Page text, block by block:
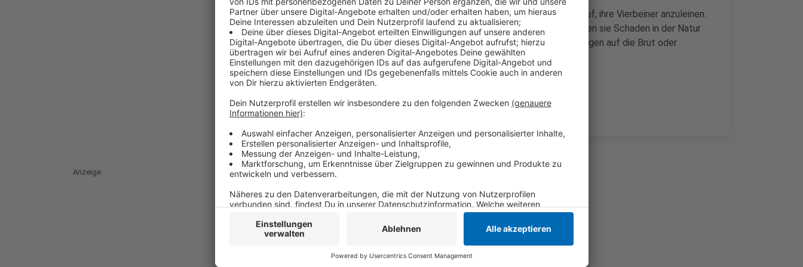
Die Gemeinde Niederkrüchten ruft Hundebesitzer deshalb dazu auf, ihre Vierbeiner anzuleinen.
Auch wenn freilaufende Hunde nicht auf Wildtiere losgehen, können sie Schaden in der Natur
anrichten. Sie schrecken nämlich Rehe und Co. auf, was Auswikrungen auf die Brut oder
Aufzucht von Jungtieren hat.
Anzeige
Anzeige